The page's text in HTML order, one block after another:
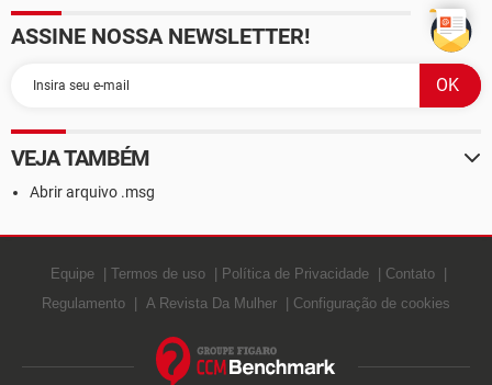
ASSINE NOSSA NEWSLETTER!
VEJA TAMBÉM
Abrir arquivo .msg
Equipe Termos de uso Política de Privacidade
Contato
Regulamento
A Revista Da Mulher Configuração de cookies